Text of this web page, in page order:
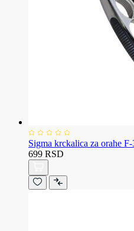
Sigma krckalica za orahe
699 RSD